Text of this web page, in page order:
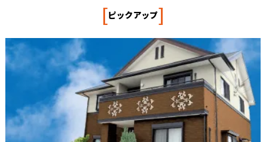
[ピックアップ]